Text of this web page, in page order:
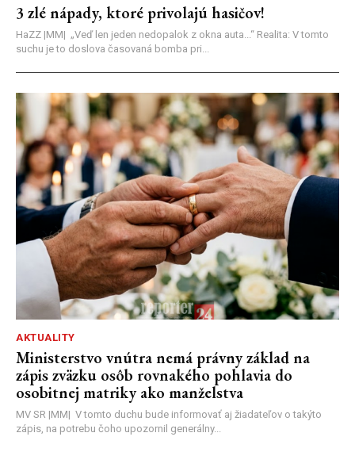
3 zlé nápady, ktoré privolajú hasičov!
HaZZ |MM| ​„Veď len jeden nedopalok z okna auta...“ ​Realita: V tomto
suchu je to doslova časovaná bomba pri...
AKTUALITY
Ministerstvo vnútra nemá právny základ na
zápis zväzku osôb rovnakého pohlavia do
osobitnej matriky ako manželstva
MV SR |MM| V tomto duchu bude informovať aj žiadateľov o takýto
zápis, na potrebu čoho upozornil generálny...